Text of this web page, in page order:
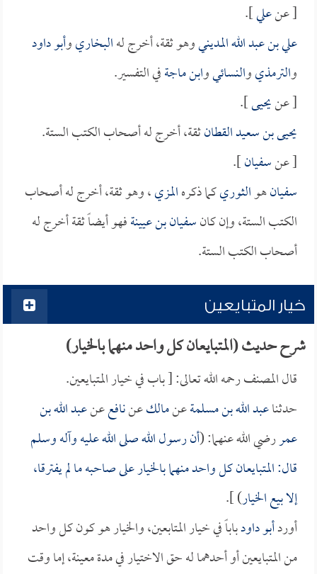
[ عنعلي].
علي بن عبد الله المدينيوهو ثقة، أخرج لهالبخاريوأبو داود
والترمذيوالنسائيوابن ماجةفي التفسير.
[ عنيحيى].
يحيى بن سعيد القطانثقة، أخرج له أصحاب الكتب الستة.
[ عنسفيان].
سفيانهوالثوريكما ذكرهالمزي، وهو ثقة، أخرج له أصحاب
الكتب الستة، وإن كانسفيان بن عيينةفهو أيضاً ثقة أخرج له
أصحاب الكتب الستة.
خيار المتبايعين
شرح حديث (المتبايعان كل واحد منهما بالخيار)
قال المصنف رحمه الله تعالى: [ باب في خيار المتبايعين.
حدثناعبد الله بن مسلمةعنمالكعننافععنعبد الله بن
عمررضي الله عنهما: (أن رسول الله صلى الله عليه وآله وسلم
قال: المتبايعان كل واحد منهما بالخيار على صاحبه ما لم يفترقا،
إلا بيع الخيار) ].
أوردأبو داودباباً في خيار المتابعين، والخيار هو كون كل واحد
من المتبايعين أو أحدهما له حق الاختيار في مدة معينة، إما وقت